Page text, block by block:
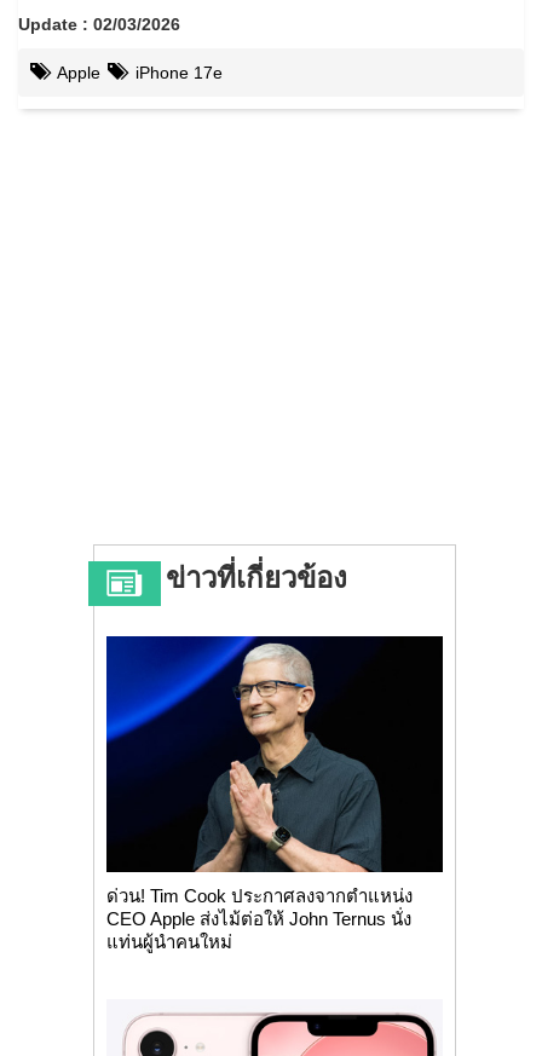
Update : 02/03/2026
Apple iPhone 17e
ข่าวที่เกี่ยวข้อง
ด่วน! Tim Cook ประกาศลงจากตำแหน่ง
CEO Apple ส่งไม้ต่อให้ John Ternus นั่ง
แท่นผู้นำคนใหม่